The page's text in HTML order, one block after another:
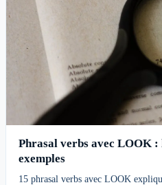
Phrasal verbs avec LOOK :
exemples
15 phrasal verbs avec LOOK